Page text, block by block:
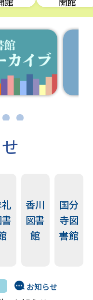
香川
図書
館
国分
寺図
書館
お知らせ